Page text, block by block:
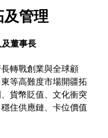
管理
董事長
轉戰創業與全球顧
等高難度市場開疆拓
貨幣貶值、文化衝突
住供應鏈、卡位價值